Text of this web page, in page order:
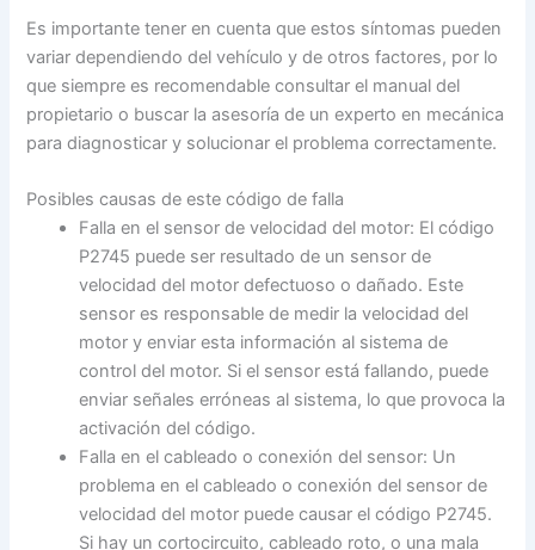
Es importante tener en cuenta que estos síntomas pueden
variar dependiendo del vehículo y de otros factores, por lo
que siempre es recomendable consultar el manual del
propietario o buscar la asesoría de un experto en mecánica
para diagnosticar y solucionar el problema correctamente.
Posibles causas de este código de falla
Falla en el sensor de velocidad del motor: El código
P2745 puede ser resultado de un sensor de
velocidad del motor defectuoso o dañado. Este
sensor es responsable de medir la velocidad del
motor y enviar esta información al sistema de
control del motor. Si el sensor está fallando, puede
enviar señales erróneas al sistema, lo que provoca la
activación del código.
Falla en el cableado o conexión del sensor: Un
problema en el cableado o conexión del sensor de
velocidad del motor puede causar el código P2745.
Si hay un cortocircuito, cableado roto, o una mala